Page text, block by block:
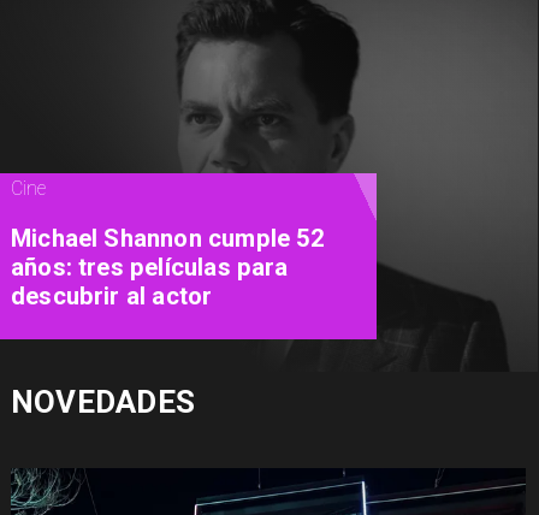
Teatro
"Close To Me": el nuevo musical
del Teatro Municipal de Las
Condes promete conquistar
con los grandes éxitos pop de
NOVEDADES